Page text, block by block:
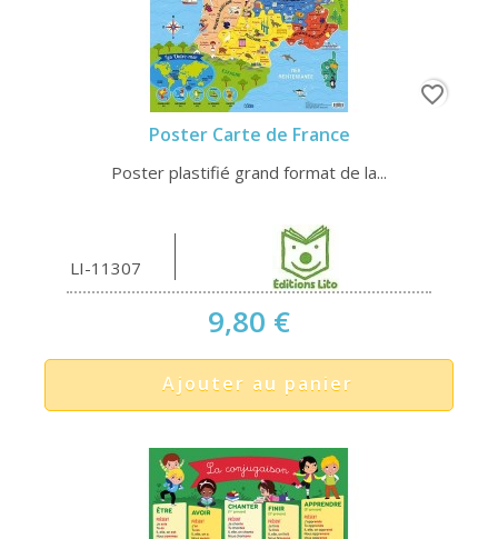
Poster Carte de France
Poster plastifié grand format de la...
LI-11307
9,80 €
Ajouter au panier
favorite_border